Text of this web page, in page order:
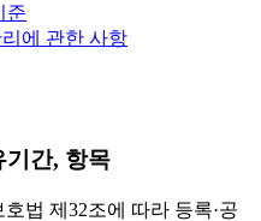
준
에 관한 사항
기간, 항목
법 제32조에 따라 등록·공